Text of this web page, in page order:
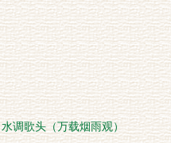
水调歌头（万载烟雨观）